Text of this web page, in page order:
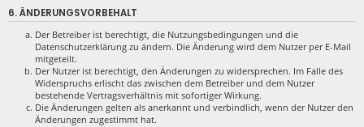
6. ÄNDERUNGSVORBEHALT
Der Betreiber ist berechtigt, die Nutzungsbedingungen und die
Datenschutzerklärung zu ändern. Die Änderung wird dem Nutzer per E-Mail
mitgeteilt.
Der Nutzer ist berechtigt, den Änderungen zu widersprechen. Im Falle des
Widerspruchs erlischt das zwischen dem Betreiber und dem Nutzer
bestehende Vertragsverhältnis mit sofortiger Wirkung.
Die Änderungen gelten als anerkannt und verbindlich, wenn der Nutzer den
Änderungen zugestimmt hat.